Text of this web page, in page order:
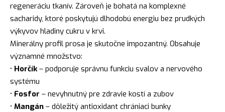
regeneráciu tkanív. Zároveň je bohatá na komplexné
sacharidy, ktoré poskytujú dlhodobú energiu bez prudkých
výkyvov hladiny cukru v krvi.
Minerálny profil prosa je skutočne impozantný. Obsahuje
významné množstvo:
• Horčík– podporuje správnu funkciu svalov a nervového
systému
• Fosfor – nevyhnutný pre zdravie kostí a zubov
• Mangán – dôležitý antioxidant chrániaci bunky